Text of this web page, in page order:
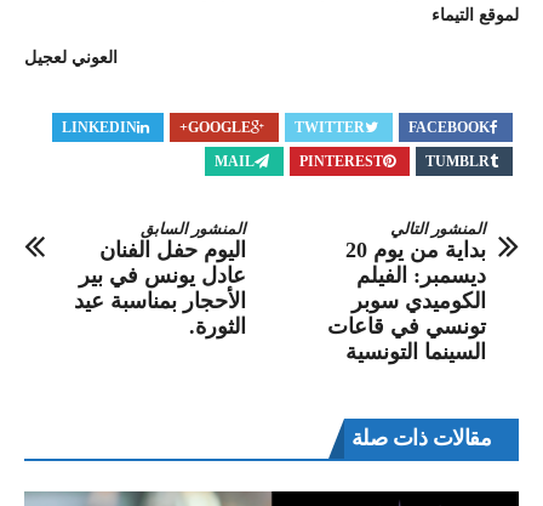
لموقع التيماء
العوني لعجيل
FACEBOOK
TWITTER
GOOGLE+
LINKEDIN
TUMBLR
PINTEREST
MAIL
المنشور السابق
اليوم حفل الفنان
عادل يونس في بير
الأحجار بمناسبة عيد
الثورة.
المنشور التالي
بداية من يوم 20
ديسمبر: الفيلم
الكوميدي سوبر
تونسي في قاعات
السينما التونسية
مقالات ذات صلة